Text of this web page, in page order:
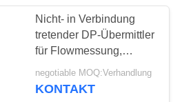
17
Nicht- in Verbindung
tretender DP-Übermittler
für Flowmessung,
Druckgeber mit Anzeige
negotiable MOQ:Verhandlung
KONTAKT